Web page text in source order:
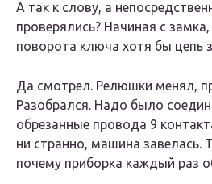
А так к слову, а
проверялись? Начиная с
поворота ключа хотя бы цепь
Да смотрел. Релюшки менял,
Разобрался. Надо было
обрезанные провода 9
ни странно, машина завелась.
почему приборка каждый раз